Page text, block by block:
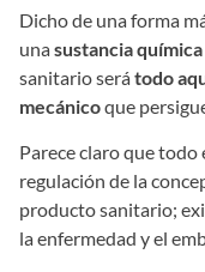
Dicho de una forma
unasustancia química
sanitario serátodo
mecánicoque
Parece claro que todo
regulación de la
producto sanitario;
la enfermedad y el